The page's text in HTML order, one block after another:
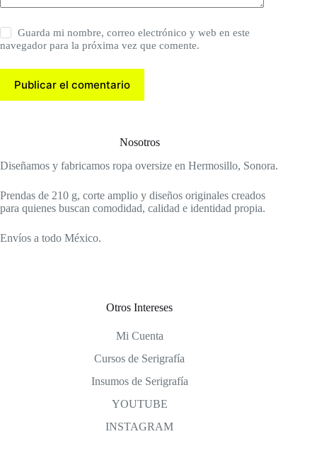
Guarda mi nombre, correo electrónico y web en este
navegador para la próxima vez que comente.
Publicar el comentario
Nosotros
Diseñamos y fabricamos ropa oversize en Hermosillo, Sonora.
Prendas de 210 g, corte amplio y diseños originales creados
para quienes buscan comodidad, calidad e identidad propia.
Envíos a todo México.
Otros Intereses
Mi Cuenta
Cursos de Serigrafía
Insumos de Serigrafía
YOUTUBE
INSTAGRAM